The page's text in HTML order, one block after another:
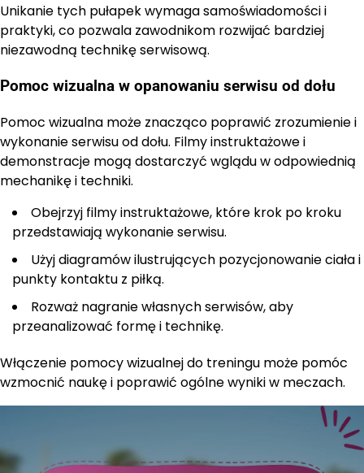
Unikanie tych pułapek wymaga samoświadomości i
praktyki, co pozwala zawodnikom rozwijać bardziej
niezawodną technikę serwisową.
Pomoc wizualna w opanowaniu serwisu od dołu
Pomoc wizualna może znacząco poprawić zrozumienie i
wykonanie serwisu od dołu. Filmy instruktażowe i
demonstracje mogą dostarczyć wglądu w odpowiednią
mechanikę i techniki.
Obejrzyj filmy instruktażowe, które krok po kroku
przedstawiają wykonanie serwisu.
Użyj diagramów ilustrujących pozycjonowanie ciała i
punkty kontaktu z piłką.
Rozważ nagranie własnych serwisów, aby
przeanalizować formę i technikę.
Włączenie pomocy wizualnej do treningu może pomóc
wzmocnić naukę i poprawić ogólne wyniki w meczach.